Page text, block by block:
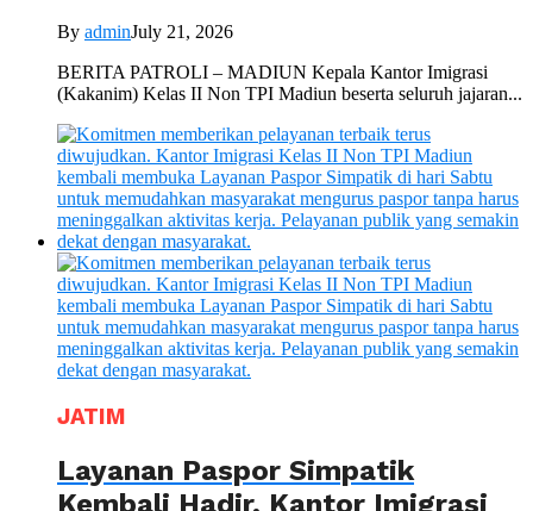
By adminJuly 21, 2026
BERITA PATROLI – MADIUN Kepala Kantor Imigrasi
(Kakanim) Kelas II Non TPI Madiun beserta seluruh jajaran...
JATIM
Layanan Paspor Simpatik
Kembali Hadir, Kantor Imigrasi